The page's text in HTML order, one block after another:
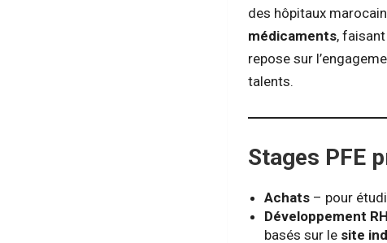
des hôpitaux
médicaments,
repose sur
talents.
Stages PFE
Achats – pour
Développement RH
basés sur le site